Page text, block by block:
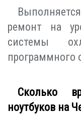
ремонт на
системы
программного
Сколько
ноутбуков на